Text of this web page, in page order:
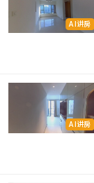
AI讲房
AI讲房